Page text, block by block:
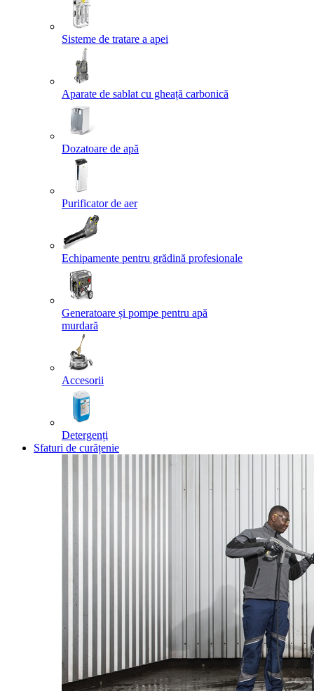
Sisteme de tratare a apei
Aparate de sablat cu gheață carbonică
Dozatoare de apă
Purificator de aer
Echipamente pentru grădină profesionale
Generatoare și pompe pentru apă
murdară
Accesorii
Detergenți
Sfaturi de curățenie